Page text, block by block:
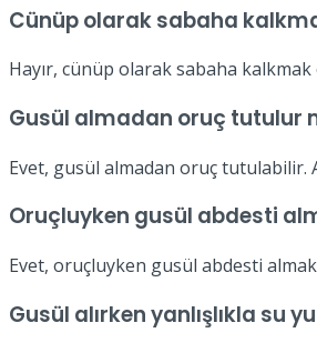
Cünüp olarak sabaha
Hayır, cünüp olarak sabaha
Gusül almadan oruç tutulur
Evet, gusül almadan oruç tutulabilir.
Oruçluyken gusül abdesti
Evet, oruçluyken gusül abdesti
Gusül alırken yanlışlıkla su